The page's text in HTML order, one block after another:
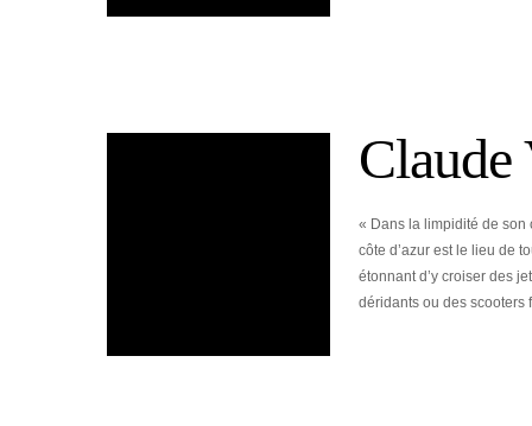
Claude
« Dans la limpidité de son
côte d’azur est le lieu de
étonnant d’y croiser des
déridants ou des